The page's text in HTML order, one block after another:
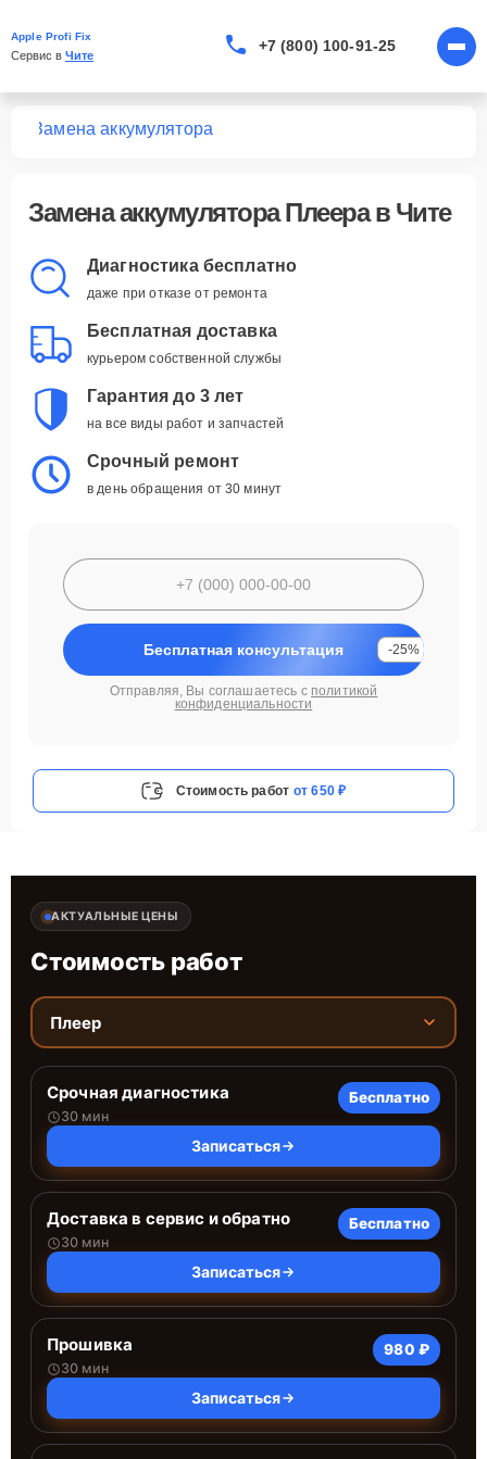
Apple Profi Fix
Сервис в Чите
+7 (800) 100-91-25
Замена аккумулятора
Замена аккумулятора Плеера в Чите
Диагностика бесплатно
даже при отказе от ремонта
Бесплатная доставка
курьером собственной службы
Гарантия до 3 лет
на все виды работ и запчастей
Срочный ремонт
в день обращения от 30 минут
Бесплатная консультация -25%
Отправляя, Вы соглашаетесь с политикой
конфиденциальности
Стоимость работ от 650 ₽
АКТУАЛЬНЫЕ ЦЕНЫ
Стоимость работ
Плеер
Срочная диагностика
30 мин
Бесплатно
Записаться
Доставка в сервис и обратно
30 мин
Бесплатно
Записаться
Прошивка
30 мин
980 ₽
Записаться